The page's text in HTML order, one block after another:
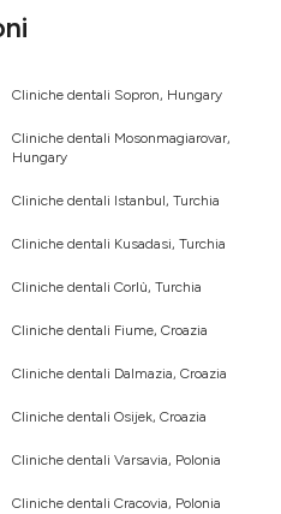
Cliniche dentali Sopron, Hungary
Cliniche dentali Mosonmagiarovar,
Hungary
Cliniche dentali Istanbul, Turchia
Cliniche dentali Kusadasi, Turchia
Cliniche dentali Corlù, Turchia
Cliniche dentali Fiume, Croazia
Cliniche dentali Dalmazia, Croazia
Cliniche dentali Osijek, Croazia
Cliniche dentali Varsavia, Polonia
Cliniche dentali Cracovia, Polonia